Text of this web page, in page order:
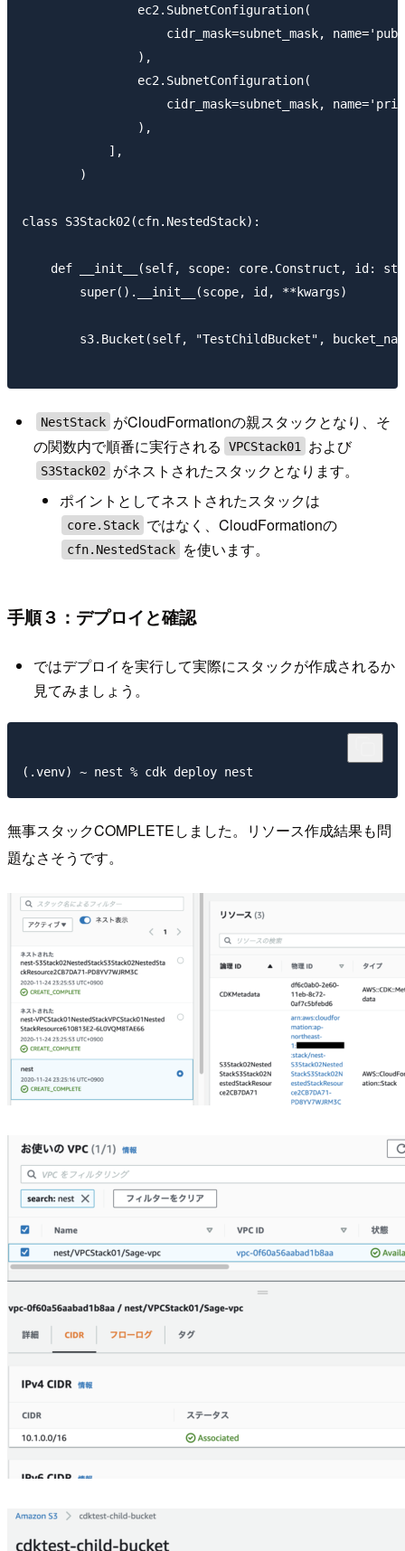
                ec2.SubnetConfiguration(
cidr_mask=subnet_mask,
                ),
                ec2.SubnetConfiguration(
cidr_mask=subnet_mask,
                ),
            ],
        )
class S3Stack02(cfn.NestedStack):
def __init__(self, scope: core.Construct, id:
        super().__init__(scope, id, **kwargs)
s3.Bucket(self, "TestChildBucket",
NestStack がCloudFormationの親スタックとなり、そ
の関数内で順番に実行される
VPCStack01 および
S3Stack02
がネストされたスタックとなります。
ポイントとしてネストされたスタックは
core.Stack ではなく、CloudFormationの
cfn.NestedStack を使います。
手順３：デプロイと確認
ではデプロイを実行して実際にスタックが作成されるか
見てみましょう。
無事スタックCOMPLETEしました。リソース作成結果も問
題なさそうです。